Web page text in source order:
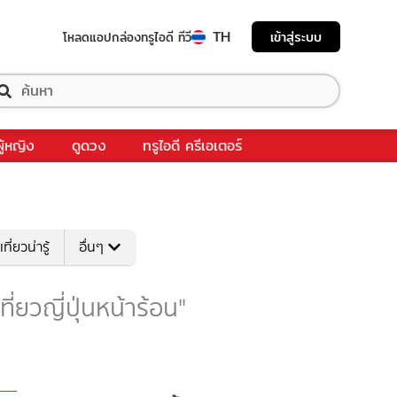
โหลดแอปกล่องทรูไอดี ทีวี TH เข้าสู่ระบบ
หญิง ดูดวง ทรูไอดี ครีเอเตอร์
ที่ยวน่ารู้ อื่นๆ
ยวญี่ปุ่นหน้าร้อน"